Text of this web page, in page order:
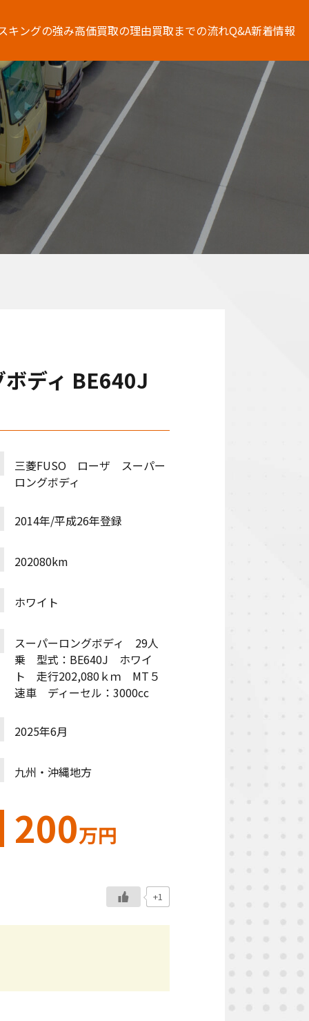
キングの強み高価買取の理由買取までの流れQ&A新着情報
ディ BE640J
三菱FUSO ローザ スーパー
ロングボディ
2014年/平成26年登録
202080km
ホワイト
スーパーロングボディ 29人
乗 型式：BE640J ホワイ
ト 走行202,080ｋｍ MT５
速車 ディーセル：3000cc
2025年6月
九州・沖縄地方
200万円
+1